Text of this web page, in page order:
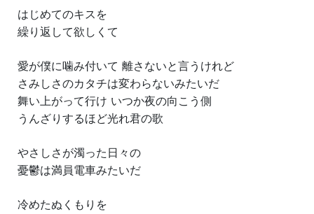
はじめてのキスを
繰り返して欲しくて
愛が僕に噛み付いて 離さないと言うけれど
さみしさのカタチは変わらないみたいだ
舞い上がって行け いつか夜の向こう側
うんざりするほど光れ君の歌
やさしさが濁った日々の
憂鬱は満員電車みたいだ
冷めたぬくもりを